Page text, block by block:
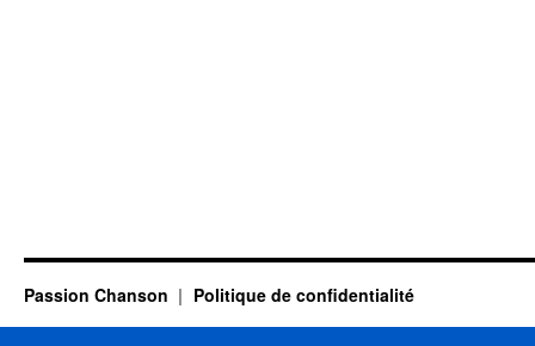
Passion Chanson Politique de confidentialité